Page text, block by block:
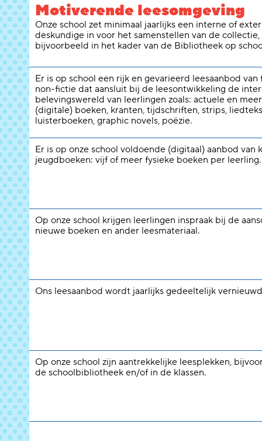
Motiverende leesomgeving
Onze school zet minimaal jaarlijks een interne of
deskundige in voor het samenstellen van de collectie,
bijvoorbeeld in het kader van de Bibliotheek op
Er is op school een rijk en gevarieerd leesaanbod van
non-fictie dat aansluit bij de leesontwikkeling de
belevingswereld van leerlingen zoals: actuele en
(digitale) boeken, kranten, tijdschriften, strips,
luisterboeken, graphic novels, poëzie.
Er is op onze school voldoende (digitaal) aanbod van
jeugdboeken: vijf of meer fysieke boeken per leerling.
Op onze school krijgen leerlingen inspraak bij de
nieuwe boeken en ander leesmateriaal.
Ons leesaanbod wordt jaarlijks gedeeltelijk
Op onze school zijn aantrekkelijke leesplekken,
de schoolbibliotheek en/of in de klassen.